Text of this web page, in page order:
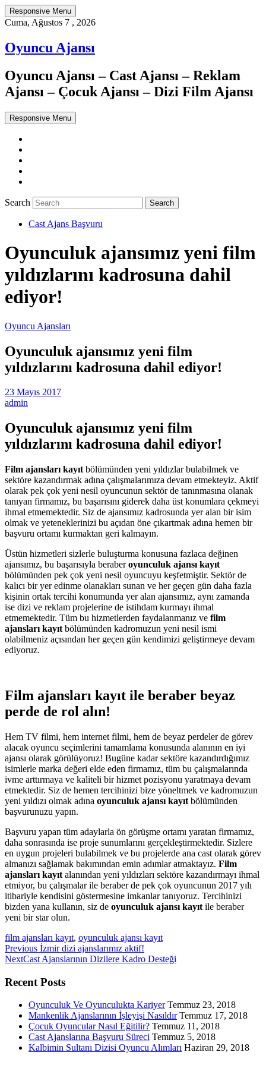
Responsive Menu
Cuma, Ağustos 7 , 2026
Oyuncu Ajansı
Oyuncu Ajansı – Cast Ajansı – Reklam
Ajansı – Çocuk Ajansı – Dizi Film Ajansı
Responsive Menu
Search
Cast Ajans Başvuru
Oyunculuk ajansımız yeni film
yıldızlarını kadrosuna dahil
ediyor!
Oyuncu Ajansları
Oyunculuk ajansımız yeni film
yıldızlarını kadrosuna dahil ediyor!
23 Mayıs 2017
admin
Oyunculuk ajansımız yeni film
yıldızlarını kadrosuna dahil ediyor!
Film ajansları kayıt bölümünden yeni yıldızlar bulabilmek ve
sektöre kazandırmak adına çalışmalarımıza devam etmekteyiz. Aktif
olarak pek çok yeni nesil oyuncunun sektör de tanınmasına olanak
tanıyan firmamız, bu başarısını giderek daha üst konumlara çekmeyi
ihmal etmemektedir. Siz de ajansımız kadrosunda yer alan bir isim
olmak ve yeteneklerinizi bu açıdan öne çıkartmak adına hemen bir
başvuru ortamı kurmaktan geri kalmayın.
Üstün hizmetleri sizlerle buluşturma konusuna fazlaca değinen
ajansımız, bu başarısıyla beraberoyunculuk ajansı kayıt
bölümünden pek çok yeni nesil oyuncuyu keşfetmiştir. Sektör de
kalıcı bir yer edinme olanakları sunan ve her geçen gün daha fazla
kişinin ortak tercihi konumunda yer alan ajansımız, aynı zamanda
ise dizi ve reklam projelerine de istihdam kurmayı ihmal
etmemektedir. Tüm bu hizmetlerden faydalanmanız ve film
ajansları kayıt bölümünden kadromuzun yeni nesil ismi
olabilmeniz açısından her geçen gün kendimizi geliştirmeye devam
ediyoruz.
Film ajansları kayıt ile beraber beyaz
perde de rol alın!
Hem TV filmi, hem internet filmi, hem de beyaz perdeler de görev
alacak oyuncu seçimlerini tamamlama konusunda alanının en iyi
ajansı olarak görülüyoruz! Bugüne kadar sektöre kazandırdığımız
isimlerle marka değeri elde eden firmamız, tüm bu çalışmalarında
ivme arttırmaya ve kaliteli bir hizmet pozisyonu yaratmaya devam
etmektedir. Siz de hemen tercihinizi bize yöneltmek ve kadromuzun
yeni yıldızı olmak adına oyunculuk ajansı kayıt bölümünden
başvurunuzu yapın.
Başvuru yapan tüm adaylarla ön görüşme ortamı yaratan firmamız,
daha sonrasında ise proje sunumlarını gerçekleştirmektedir. Sizlere
en uygun projeleri bulabilmek ve bu projelerde ana cast olarak görev
almanızı sağlamak bakımından emin adımlar atmaktayız. Film
ajansları kayıt alanından yeni yıldızları sektöre kazandırmayı ihmal
etmiyor, bu çalışmalar ile beraber de pek çok oyuncunun 2017 yılı
itibariyle kendisini göstermesine imkanlar tanıyoruz. Tercihinizi
bizden yana kullanın, siz de oyunculuk ajansı kayıt ile beraber
yeni bir star olun.
film ajansları kayıt, oyunculuk ajansı kayıt
PreviousPrevious
post:
İzmir dizi ajanslarımız aktif!
NextNext
Cast Ajanslarının Dizilere Kadro Desteği
Recent Posts
Oyunculuk Ve Oyunculukta Kariyer Temmuz 23, 2018
Mankenlik Ajanslarının İşleyişi Nasıldır Temmuz 17, 2018
Çocuk Oyuncular Nasıl Eğitilir? Temmuz 11, 2018
Cast Ajanslarına Başvuru Süreci Temmuz 5, 2018
Kalbimin Sultanı Dizisi Oyuncu Alımları Haziran 29, 2018